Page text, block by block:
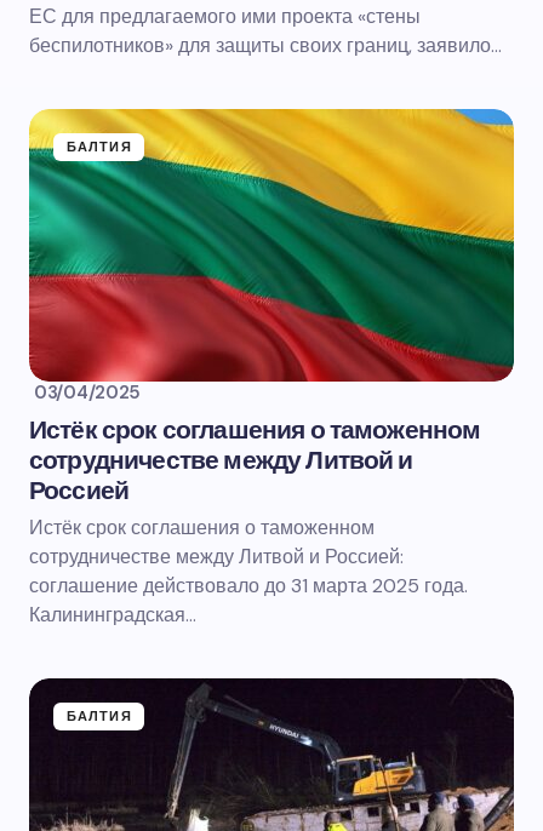
ЕС для предлагаемого ими проекта «стены
беспилотников» для защиты своих границ, заявило…
БАЛТИЯ
03/04/2025
Истёк срок соглашения о таможенном
сотрудничестве между Литвой и
Россией
Истёк срок соглашения о таможенном
сотрудничестве между Литвой и Россией:
соглашение действовало до 31 марта 2025 года.
Калининградская…
БАЛТИЯ